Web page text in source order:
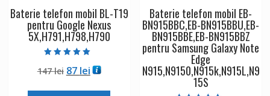
Baterie telefon mobil BL-T19
pentru Google Nexus
5X,H791,H798,H790
5.00
din 5
147lei Prețul
87 leiPrețul
Baterie telefon mobil EB-
BN915BBC,EB-BN915BBU,EB-
BN915BBE,EB-BN915BBZ
pentru Samsung Galaxy Note
Edge
N915,N9150,N915k,N915L,N9
15S